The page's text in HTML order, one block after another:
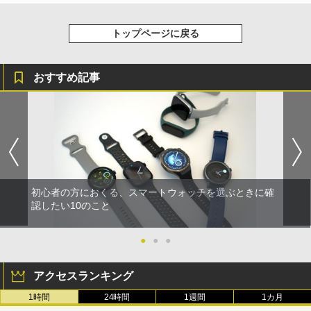
トップページに戻る
おすすめ記事
初心者の方におくる、スマートウォッチを選ぶときに確
認したい10のこと
● ● ●
アクセスランキング
1時間 24時間 1週間 1カ月